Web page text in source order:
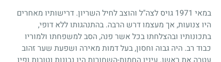
במאי 1971 גויס לצה"ל והוצב לחיל השריון. דרישותיו מאחרים
היו צנועות, אך מעצמו דרש הרבה. בהתנהגותו ללא דופי,
בתכונותיו ובהצלחתו בכל אשר פנה, הסב למשפחתו ולמוריו
כבוד רב. היה גבוה וחסון, בעל דמות מאירה ושפעת שער זהוב